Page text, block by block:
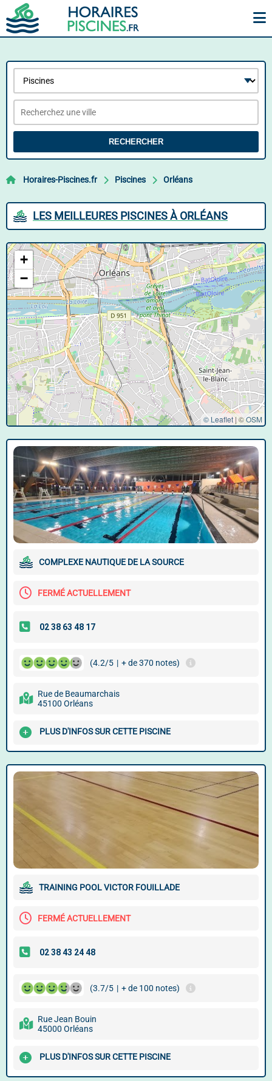
RECHERCHER
Horaires-Piscines.fr Piscines Orléans
LES MEILLEURES PISCINES À ORLÉANS
+
−
© Leaflet |©OSM
COMPLEXE NAUTIQUE DE LA SOURCE
FERMÉ ACTUELLEMENT
(4.2/5 | + de 370 notes)
Rue de Beaumarchais
45100 Orléans
PLUS D'INFOS SUR CETTE PISCINE
TRAINING POOL VICTOR FOUILLADE
FERMÉ ACTUELLEMENT
(3.7/5 | + de 100 notes)
Rue Jean Bouin
45000 Orléans
PLUS D'INFOS SUR CETTE PISCINE